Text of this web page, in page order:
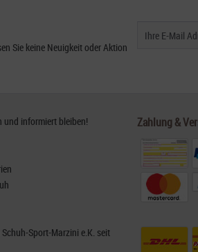
Sie keine Neuigkeit oder Aktion
und informiert bleiben!
Sport-Marzini e.K. seit
Zahlung &